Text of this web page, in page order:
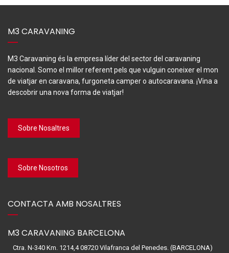
M3 CARAVANING
M3 Caravaning és la empresa líder del sector del caravaning
nacional. Somo el millor referent pels que vulguin coneixer el mon
de viatjar en caravana, furgoneta camper o autocaravana. ¡Vina a
descobrir una nova forma de viatjar!
Sobre Nosaltres
Sobre Nosotros
CONTACTA AMB NOSALTRES
M3 CARAVANING BARCELONA
Ctra. N-340 Km. 1214,4 08720 Vilafranca del Penedes. (BARCELONA)